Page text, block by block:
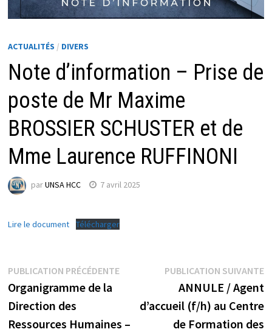
ACTUALITÉS / DIVERS
Note d’information – Prise de
poste de Mr Maxime
BROSSIER SCHUSTER et de
Mme Laurence RUFFINONI
parUNSA HCC 7 avril 2025
Lire le document Télécharger
Navigation
de
l’article
PUBLICATION PRÉCÉDENTEPublication
Organigramme de la
Direction des
Ressources Humaines –
PUBLICATION SUIVANTE
ANNULE / Agent
d’accueil (f/h) au Centre
de Formation des